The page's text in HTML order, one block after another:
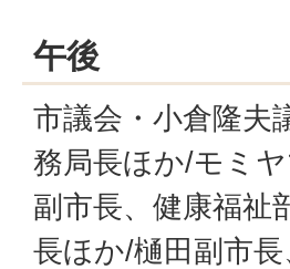
午後
市議会・小倉隆夫
務局長ほか/モミ
副市長、健康福祉
長ほか/樋田副市